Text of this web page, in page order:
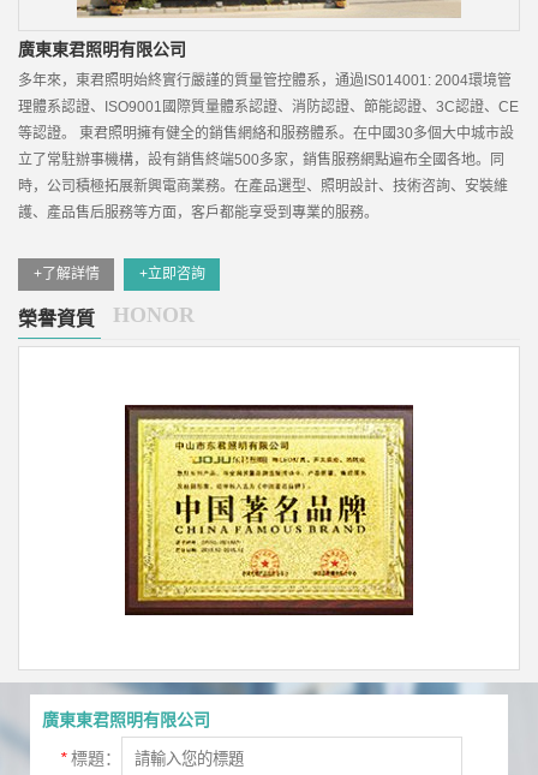
廣東東君照明有限公司
多年來，東君照明始終實行嚴謹的質量管控體系，通過IS014001: 2004環境管
理體系認證、ISO9001國際質量體系認證、消防認證、節能認證、3C認證、CE
等認證。 東君照明擁有健全的銷售網絡和服務體系。在中國30多個大中城市設
立了常駐辦事機構，設有銷售終端500多家，銷售服務網點遍布全國各地。同
時，公司積極拓展新興電商業務。在產品選型、照明設計、技術咨詢、安裝維
護、產品售后服務等方面，客戶都能享受到專業的服務。
+了解詳情 +立即咨詢
榮譽資質 HONOR
廣東東君照明有限公司
*標題：